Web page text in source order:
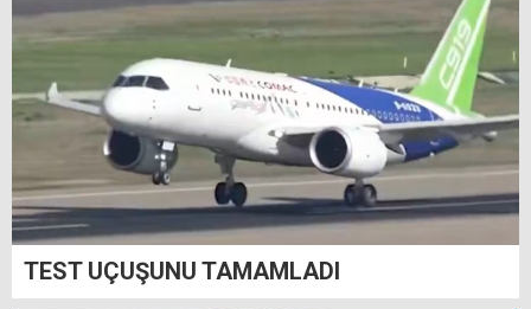
TEST UÇUŞUNU TAMAMLADI